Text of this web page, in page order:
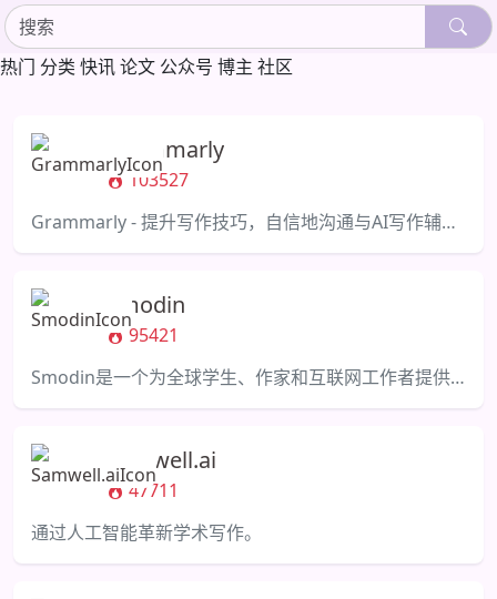
热门 分类 快讯论文 公众号 博主 社区
Grammarly
103527
Grammarly - 提升写作技巧，自信地沟通与AI写作辅助。
Smodin
95421
Smodin是一个为全球学生、作家和互联网工作者提供各种工具来改善写作的平台。
Samwell.ai
47711
通过人工智能革新学术写作。